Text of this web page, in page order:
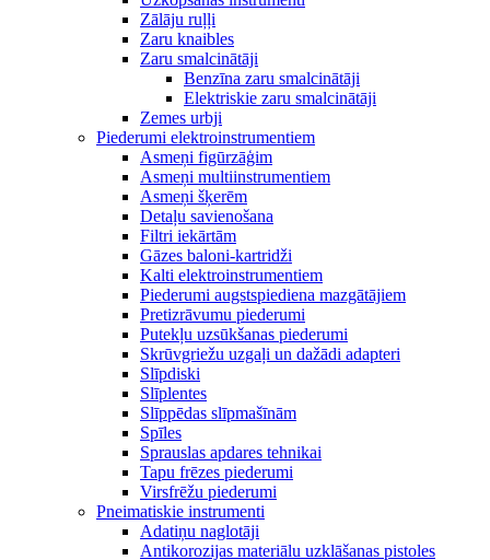
Zālāju ruļļi
Zaru knaibles
Zaru smalcinātāji
Benzīna zaru smalcinātāji
Elektriskie zaru smalcinātāji
Zemes urbji
Piederumi elektroinstrumentiem
Asmeņi figūrzāģim
Asmeņi multiinstrumentiem
Asmeņi šķerēm
Detaļu savienošana
Filtri iekārtām
Gāzes baloni-kartridži
Kalti elektroinstrumentiem
Piederumi augstspiediena mazgātājiem
Pretizrāvumu piederumi
Putekļu uzsūkšanas piederumi
Skrūvgriežu uzgaļi un dažādi adapteri
Slīpdiski
Slīplentes
Slīppēdas slīpmašīnām
Spīles
Sprauslas apdares tehnikai
Tapu frēzes piederumi
Virsfrēžu piederumi
Pneimatiskie instrumenti
Adatiņu naglotāji
Antikorozijas materiālu uzklāšanas pistoles